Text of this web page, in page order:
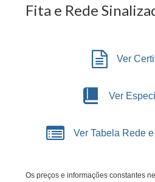
Fita e Rede
Ver
Ver
Ver Tabela Rede
Os preços e informações constantes